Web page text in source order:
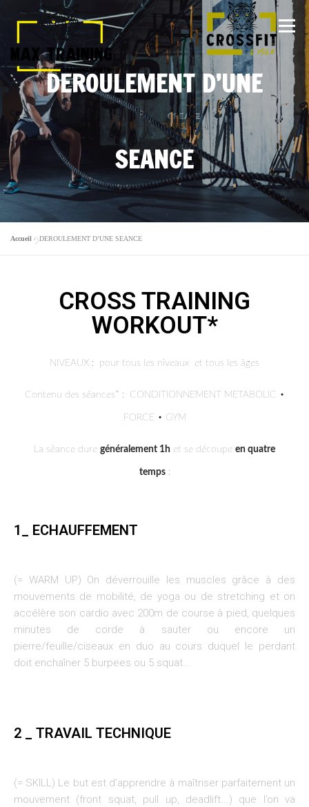
Menu
ARTICLES LA TEAM ACTIVITÉS
GALERIE TARIFS PLANNING
ESSAI GRATUIT
DEROULEMENT D’UNE
SEANCE
Accueil »DEROULEMENT D’UNE SEANCE
CROSS TRAINING
WORKOUT*
NIVEAUX : pour tous les niveaux et tous les âges
Contenu des séances* : CONDITIONNEMENT METABOLIC •
FORCE • GYM
La séance dure généralement 1h et se découpe en quatre
temps:
1_ ECHAUFFEMENT
(= WARM UP) On déverrouille les muscles grâce à des
mouvements de mobilité, de yoga ou de stretching et on
accélère son cardio avec 200m de course à pied, quelques
minutes de corde à sauter ou encore un
pierre/feuille/ciseaux en duo au cours duquel le perdant
doit enchaîner 5 burpees ou 5 squat...
2 _ TRAVAIL TECHNIQUE
(= SKILL) Le but est d’apprendre à maîtriser parfaitement un
mouvement (front squat, pull up, deadlift...) que l’on va